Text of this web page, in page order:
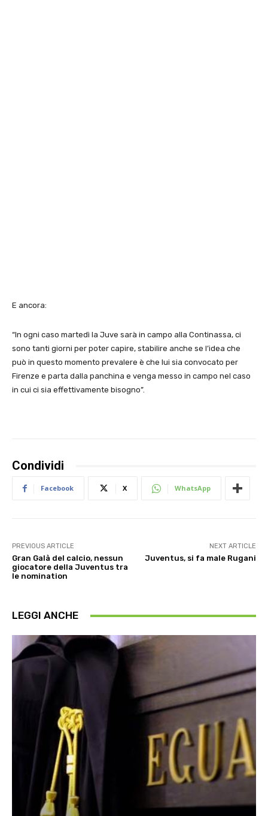
E ancora:
“In ogni caso martedì la Juve sarà in campo alla Continassa, ci
sono tanti giorni per poter capire, stabilire anche se l’idea che
può in questo momento prevalere è che lui sia convocato per
Firenze e parta dalla panchina e venga messo in campo nel caso
in cui ci sia effettivamente bisogno”.
Condividi
Facebook X WhatsApp
PREVIOUS ARTICLE
Gran Galà del calcio, nessun
giocatore della Juventus tra
le nomination
NEXT ARTICLE
Juventus, si fa male Rugani
LEGGI ANCHE